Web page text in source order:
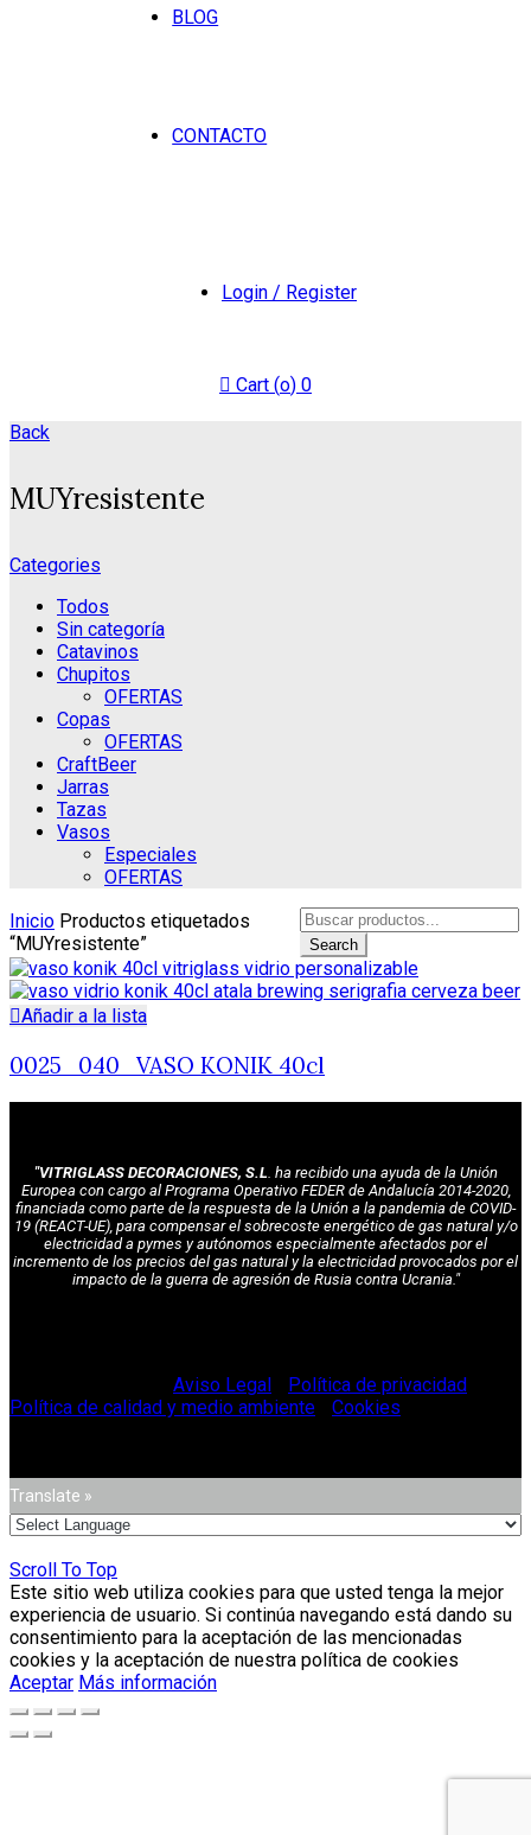
BLOG
CONTACTO
Login / Register
Cart (o) 0
Back
MUYresistente
Categories
Todos
Sin categoría
Catavinos
Chupitos
OFERTAS
Copas
OFERTAS
CraftBeer
Jarras
Tazas
Vasos
Especiales
OFERTAS
Inicio Productos etiquetados
“MUYresistente”
Search
for:
Search
Añadir a la lista
0025_040_VASO KONIK 40cl
"VITRIGLASS DECORACIONES, S.L . ha recibido una ayuda de la Unión
Europea con cargo al Programa Operativo FEDER de Andalucía 2014-2020,
financiada como parte de la respuesta de la Unión a la pandemia de COVID-
19 (REACT-UE), para compensar el sobrecoste energético de gas natural y/o
electricidad a pymes y autónomos especialmente afectados por el
incremento de los precios del gas natural y la electricidad provocados por el
impacto de la guerra de agresión de Rusia contra Ucrania."
Aviso Legal Política de privacidad
Política de calidad y medio ambiente
Cookies
Translate »
Scroll To Top
Este sitio web utiliza cookies para que usted tenga la mejor
experiencia de usuario. Si continúa navegando está dando su
consentimiento para la aceptación de las mencionadas
cookies y la aceptación de nuestra política de cookies
Aceptar Más información